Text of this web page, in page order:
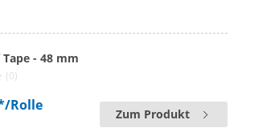
- 48 mm
(0)
/Rolle
Zum Produkt